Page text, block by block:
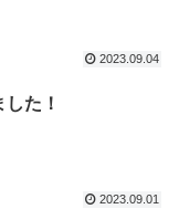
2023.09.04
た！
2023.09.01